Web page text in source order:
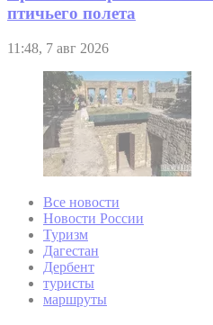
птичьего полета
11:48, 7 авг 2026
Все новости
Новости России
Туризм
Дагестан
Дербент
туристы
маршруты